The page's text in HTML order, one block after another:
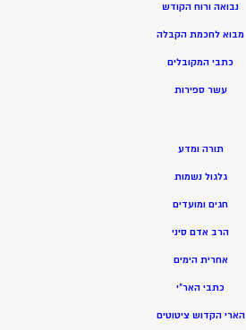
נבואה ורוח הקודש
מבוא לחכמת הקבלה
כתבי המקובלים
עשר ספירות
תורה ומדע
גלגול נשמות
חגים ומועדים
הרב אדם סיני
אחרית הימים
כתבי האר”י
הארי הקדוש ציטוטים